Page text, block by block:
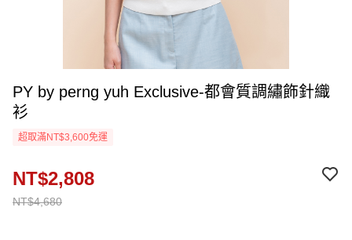
PY by perng yuh Exclusive-都會質調繡飾針織
衫
超取滿NT$3,600免運
NT$4,680
NT$2,808